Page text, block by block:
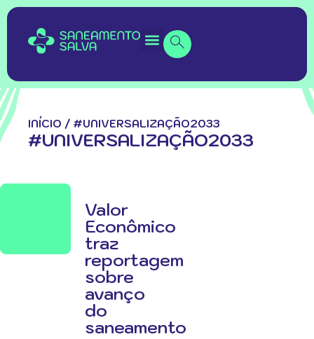
INÍCIO / #UNIVERSALIZAÇÃO2033
#UNIVERSALIZAÇÃO2033
Valor
Econômico
traz
reportagem
sobre
avanço
do
saneamento